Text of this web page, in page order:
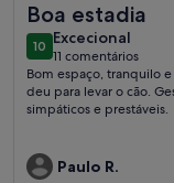
Boa estadia
1010 de 10
Excecional
excecional
11 comentários
(11
comentários)
Bom espaço, tranquilo
deu para levar o cão.
simpáticos e prestáveis.
Paulo R.